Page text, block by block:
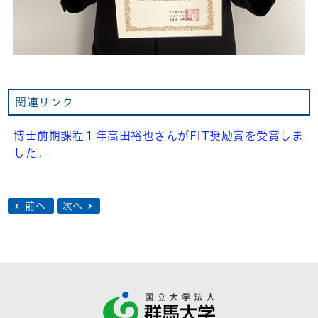
関連リンク
博士前期課程１年高田裕也さんがFIT奨励賞を受賞しま
した。
前へ 次へ